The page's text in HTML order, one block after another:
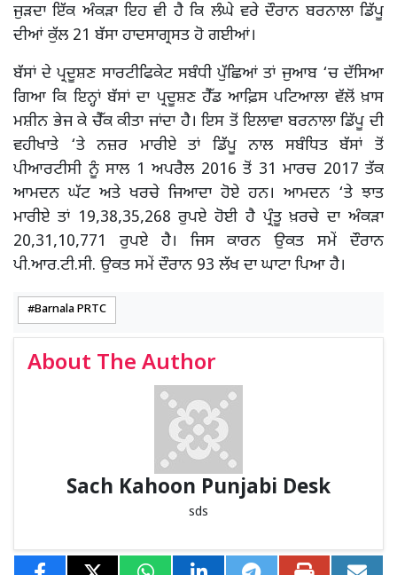
ਜੁੜਦਾ ਇੱਕ ਅੰਕੜਾ ਇਹ ਵੀ ਹੈ ਕਿ ਲੰਘੇ ਵਰੇ ਦੌਰਾਨ ਬਰਨਾਲਾ ਡਿੱਪੂ
ਦੀਆਂ ਕੁੱਲ 21 ਬੱਸਾ ਹਾਦਸਾਗ੍ਰਸਤ ਹੋ ਗਈਆਂ।
ਬੱਸਾਂ ਦੇ ਪ੍ਰਦੂਸ਼ਣ ਸਾਰਟੀਫਿਕੇਟ ਸਬੰਧੀ ਪੁੱਛਿਆਂ ਤਾਂ ਜੁਆਬ ‘ਚ ਦੱਸਿਆ
ਗਿਆ ਕਿ ਇਨ੍ਹਾਂ ਬੱਸਾਂ ਦਾ ਪ੍ਰਦੂਸ਼ਣ ਹੈੱਡ ਆਫ਼ਿਸ ਪਟਿਆਲਾ ਵੱਲੋਂ ਖ਼ਾਸ
ਮਸ਼ੀਨ ਭੇਜ ਕੇ ਚੈੱਕ ਕੀਤਾ ਜਾਂਦਾ ਹੈ। ਇਸ ਤੋਂ ਇਲਾਵਾ ਬਰਨਾਲਾ ਡਿੱਪੂ ਦੀ
ਵਹੀਖਾਤੇ ‘ਤੇ ਨਜ਼ਰ ਮਾਰੀਏ ਤਾਂ ਡਿੱਪੂ ਨਾਲ ਸਬੰਧਿਤ ਬੱਸਾਂ ਤੋਂ
ਪੀਆਰਟੀਸੀ ਨੂੰ ਸਾਲ 1 ਅਪਰੈਲ 2016 ਤੋਂ 31 ਮਾਰਚ 2017 ਤੱਕ
ਆਮਦਨ ਘੱਟ ਅਤੇ ਖਰਚੇ ਜਿਆਦਾ ਹੋਏ ਹਨ। ਆਮਦਨ ‘ਤੇ ਝਾਤ
ਮਾਰੀਏ ਤਾਂ 19,38,35,268 ਰੁਪਏ ਹੋਈ ਹੈ ਪ੍ਰੰਤੂ ਖ਼ਰਚੇ ਦਾ ਅੰਕੜਾ
20,31,10,771 ਰੁਪਏ ਹੈ। ਜਿਸ ਕਾਰਨ ਉਕਤ ਸਮੇਂ ਦੌਰਾਨ
ਪੀ.ਆਰ.ਟੀ.ਸੀ. ਉਕਤ ਸਮੇਂ ਦੌਰਾਨ 93 ਲੱਖ ਦਾ ਘਾਟਾ ਪਿਆ ਹੈ।
Barnala PRTC
About The Author
Sach Kahoon Punjabi Desk
sds